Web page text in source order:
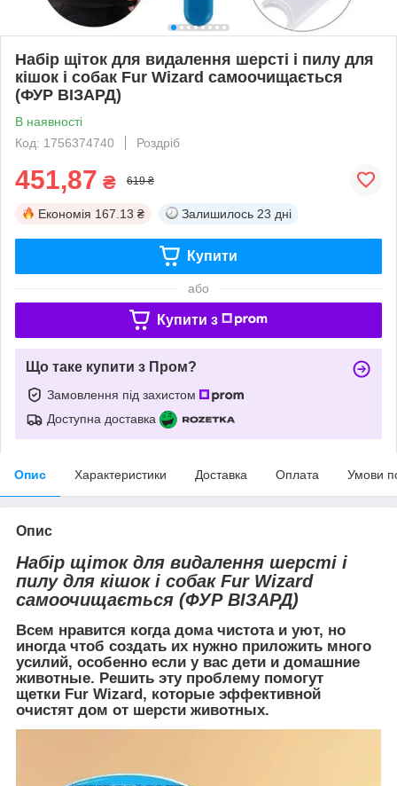
Набір щіток для видалення шерсті і пилу для
кішок і собак Fur Wizard самоочищається
(ФУР ВІЗАРД)
В наявності
Код: 1756374740
Роздріб
451,87 ₴ 619 ₴
Економія 167.13 ₴ Залишилось 23 дні
Купити
або
Купити з
Що таке купити з Пром?
Замовлення під захистом
Доступна доставка
Опис Характеристики Доставка Оплата Умови
Опис
Набір щіток для видалення шерсті і
пилу для кішок і собак Fur Wizard
самоочищається (ФУР ВІЗАРД)
Всем нравится когда дома чистота и уют, но
иногда чтоб создать их нужно приложить много
усилий, особенно если у вас дети и домашние
животные. Решить эту проблему помогут
щетки Fur Wizard, которые эффективной
очистят дом от шерсти животных.